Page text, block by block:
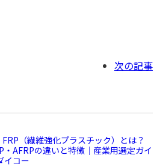
次の記事
FRP（繊維強化プラスチック）とは？
・AFRPの違いと特徴｜産業用選定ガイ
イコー